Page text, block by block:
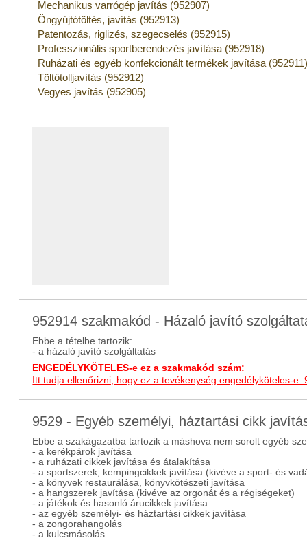
Mechanikus varrógép javítás (952907)
Öngyújtótöltés, javítás (952913)
Patentozás, riglizés, szegecselés (952915)
Professzionális sportberendezés javítása (952918)
Ruházati és egyéb konfekcionált termékek javítása
Töltőtolljavítás (952912)
Vegyes javítás (952905)
952914 szakmakód - Házaló javító
Ebbe a tételbe tartozik:
- a házaló javító szolgáltatás
ENGEDÉLYKÖTELES-e ez a szakmakód szám:
Itt tudja ellenőrizni, hogy ez a tevékenység engedélyköteles-e:
9529 - Egyéb személyi, háztartási cikk
Ebbe a szakágazatba tartozik a máshova nem sorolt egyéb
- a kerékpárok javítása
- a ruházati cikkek javítása és átalakítása
- a sportszerek, kempingcikkek javítása (kivéve a sport- és
- a könyvek restaurálása, könyvkötészeti javítása
- a hangszerek javítása (kivéve az orgonát és a régiségeket)
- a játékok és hasonló árucikkek javítása
- az egyéb személyi- és háztartási cikkek javítása
- a zongorahangolás
- a kulcsmásolás